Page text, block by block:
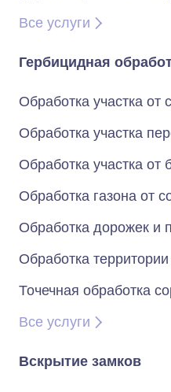
Все услуги
Гербицидная
Обработка участка от
Обработка участка
Обработка участка от
Обработка газона от
Обработка дорожек и
Обработка
Точечная обработка
Все услуги
Вскрытие замков